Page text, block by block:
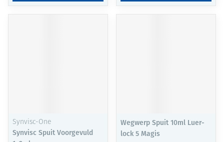
Synvisc-One
Synvisc Spuit Voorgevuld
Wegwerp Spuit 10ml Luer-
lock 5 Magis